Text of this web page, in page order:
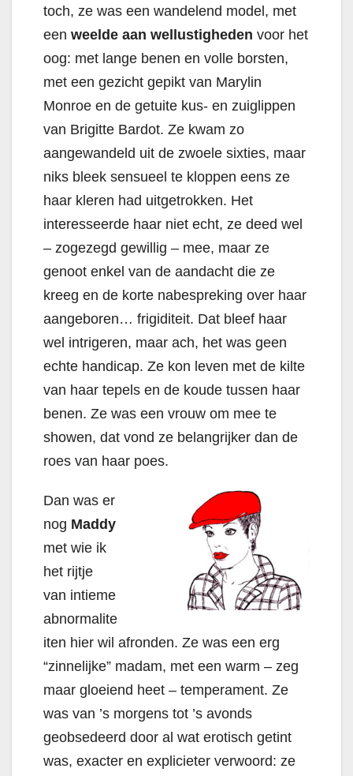
toch, ze was een wandelend model, met
een weelde aan wellustigheden voor het
oog: met lange benen en volle borsten,
met een gezicht gepikt van Marylin
Monroe en de getuite kus- en zuiglippen
van Brigitte Bardot. Ze kwam zo
aangewandeld uit de zwoele sixties, maar
niks bleek sensueel te kloppen eens ze
haar kleren had uitgetrokken. Het
interesseerde haar niet echt, ze deed wel
– zogezegd gewillig – mee, maar ze
genoot enkel van de aandacht die ze
kreeg en de korte nabespreking over haar
aangeboren… frigiditeit. Dat bleef haar
wel intrigeren, maar ach, het was geen
echte handicap. Ze kon leven met de kilte
van haar tepels en de koude tussen haar
benen. Ze was een vrouw om mee te
showen, dat vond ze belangrijker dan de
roes van haar poes.
Dan was er
nog Maddy
met wie ik
het rijtje
van intieme
abnormalite
iten hier wil afronden. Ze was een erg
“zinnelijke” madam, met een warm – zeg
maar gloeiend heet – temperament. Ze
was van ’s morgens tot ’s avonds
geobsedeerd door al wat erotisch getint
was, exacter en explicieter verwoord: ze